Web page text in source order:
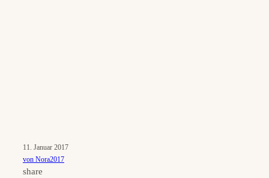
11. Januar 2017
von Nora2017
share